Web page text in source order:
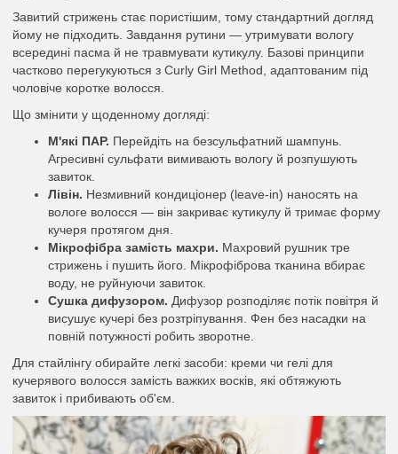
Завитий стрижень стає пористішим, тому стандартний догляд
йому не підходить. Завдання рутини — утримувати вологу
всередині пасма й не травмувати кутикулу. Базові принципи
частково перегукуються з Curly Girl Method, адаптованим під
чоловіче коротке волосся.
Що змінити у щоденному догляді:
М'які ПАР. Перейдіть на безсульфатний шампунь.
Агресивні сульфати вимивають вологу й розпушують
завиток.
Лівін. Незмивний кондиціонер (leave-in) наносять на
вологе волосся — він закриває кутикулу й тримає форму
кучеря протягом дня.
Мікрофібра замість махри. Махровий рушник тре
стрижень і пушить його. Мікрофіброва тканина вбирає
воду, не руйнуючи завиток.
Сушка дифузором. Дифузор розподіляє потік повітря й
висушує кучері без розтріпування. Фен без насадки на
повній потужності робить зворотне.
Для стайлінгу обирайте легкі засоби: креми чи гелі для
кучерявого волосся замість важких восків, які обтяжують
завиток і прибивають об'єм.